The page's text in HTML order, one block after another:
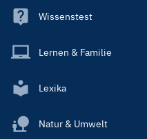
Wissenstest
Lernen & Familie
Lexika
Natur & Umwelt